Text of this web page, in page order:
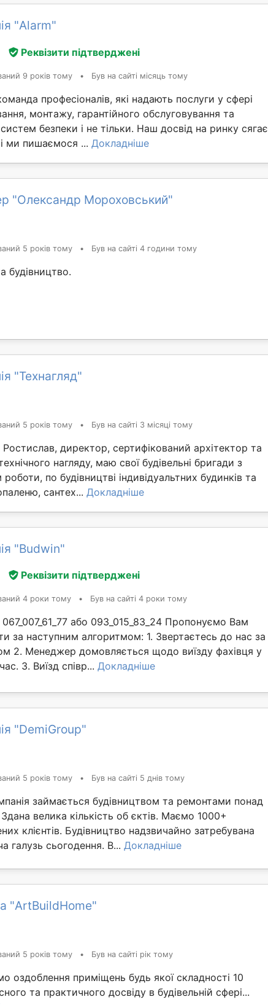
"Alarm"
Реквізити підтверджені
9 років тому • Був на сайті місяць тому
професіоналів, які надають послуги у сфері
монтажу, гарантійного обслуговування та
безпеки і не тільки. Наш досвід на ринку сягає
і ми пишаємося ... Докладніше
"Олександр Мороховський"
5 років тому • Був на сайті 4 години тому
будівництво.
"Технагляд"
5 років тому • Був на сайті 3 місяці тому
директор, сертифікований архітектор та
нагляду, маю свої будівельні бригади з
по будівництві індивідуальтних будинків та
сантех... Докладніше
"Budwin"
Реквізити підтверджені
4 роки тому • Був на сайті 4 роки тому
або 093_015_83_24 Пропонуємо Вам
за наступним алгоритмом: 1. Звертаєтесь до нас за
2. Менеджер домовляється щодо виїзду фахівця у
3. Виїзд співр... Докладніше
"DemiGroup"
5 років тому • Був на сайті 5 днів тому
займається будівництвом та ремонтами понад
Здана велика кількість об єктів. Маємо 1000+
клієнтів. Будівництво надзвичайно затребувана
галузь сьогодення. В... Докладніше
"ArtBuildHome"
5 років тому • Був на сайті рік тому
оздоблення приміщень будь якої складності 10
та практичного досвіду в будівельній сфері...